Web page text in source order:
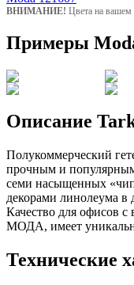
ВНИМАНИЕ! Цвета на вашем
Примеры
Описание
Полукоммерческий
прочным и
семи насыщенных
декорами линолеума в
Качество для офисов
МОДА, имеет
Технические